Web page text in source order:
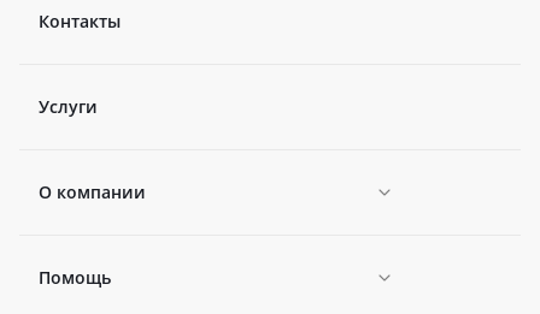
Контакты
Услуги
О компании
Новости
Помощь